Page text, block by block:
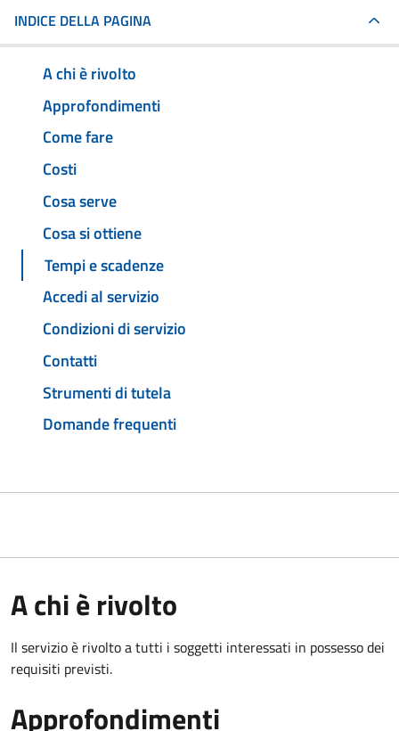
INDICE DELLA PAGINA
A chi è rivolto
Approfondimenti
Come fare
Costi
Cosa serve
Cosa si ottiene
Tempi e scadenze
Accedi al servizio
Condizioni di servizio
Contatti
Strumenti di tutela
Domande frequenti
A chi è rivolto
Il servizio è rivolto a tutti i soggetti interessati in possesso dei
requisiti previsti.
Approfondimenti